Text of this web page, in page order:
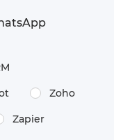
Zoho
Zapier